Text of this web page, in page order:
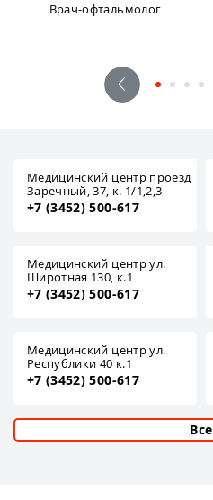
Врач-офтальмолог
Медицинский центр проезд
Заречный, 37, к. 1/1,2,3
+7 (3452) 500-617
Медицинский центр ул.
Широтная 130, к.1
+7 (3452) 500-617
Медицинский центр ул.
Республики 40 к.1
+7 (3452) 500-617
Все